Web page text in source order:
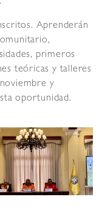
Aprenderán
primeros
teóricas y talleres
y
oportunidad.